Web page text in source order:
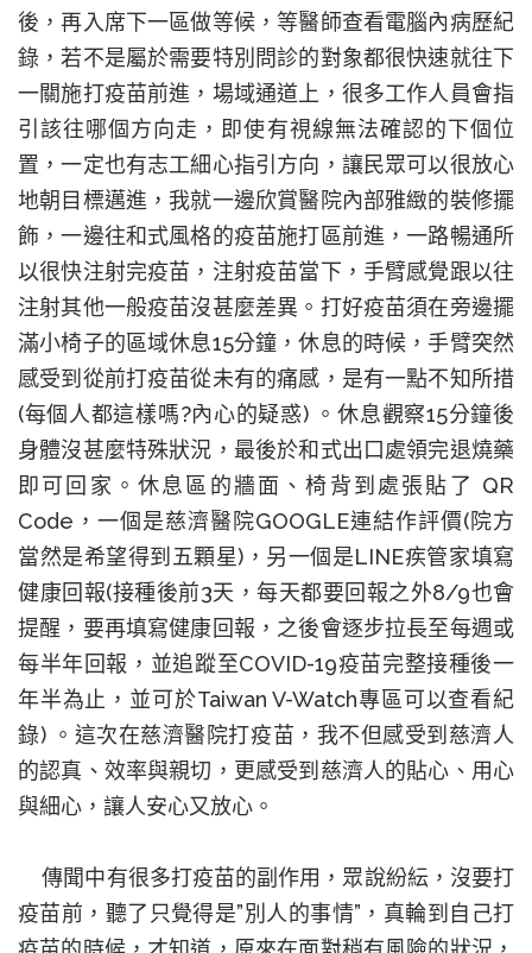
後，再入席下一區做等候，等醫師查看電腦內病歷紀
錄，若不是屬於需要特別問診的對象都很快速就往下
一關施打疫苗前進，場域通道上，很多工作人員會指
引該往哪個方向走，即使有視線無法確認的下個位
置，一定也有志工細心指引方向，讓民眾可以很放心
地朝目標邁進，我就一邊欣賞醫院內部雅緻的裝修擺
飾，一邊往和式風格的疫苗施打區前進，一路暢通所
以很快注射完疫苗，注射疫苗當下，手臂感覺跟以往
注射其他一般疫苗沒甚麼差異。打好疫苗須在旁邊擺
滿小椅子的區域休息15分鐘，休息的時候，手臂突然
感受到從前打疫苗從未有的痛感，是有一點不知所措
(每個人都這樣嗎?內心的疑惑) 。休息觀察15分鐘後
身體沒甚麼特殊狀況，最後於和式出口處領完退燒藥
即可回家。休息區的牆面、椅背到處張貼了 QR
Code ，一個是慈濟醫院GOOGLE連結作評價(院方
當然是希望得到五顆星) ，另一個是LINE疾管家填寫
健康回報(接種後前3天，每天都要回報之外8/9也會
提醒，要再填寫健康回報，之後會逐步拉長至每週或
每半年回報，並追蹤至COVID-19疫苗完整接種後一
年半為止，並可於Taiwan V-Watch專區可以查看紀
錄) 。這次在慈濟醫院打疫苗，我不但感受到慈濟人
的認真、效率與親切，更感受到慈濟人的貼心、用心
與細心，讓人安心又放心。
傳聞中有很多打疫苗的副作用，眾說紛紜，沒要打
疫苗前，聽了只覺得是”別人的事情” ，真輪到自己打